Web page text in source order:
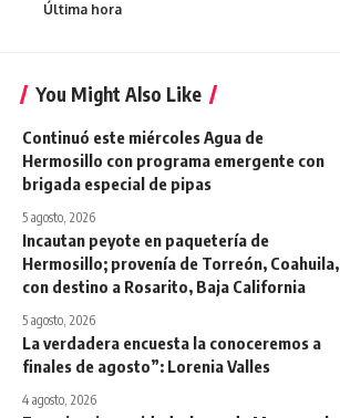
Última hora
You Might Also Like
Continuó este miércoles Agua de
Hermosillo con programa emergente con
brigada especial de pipas
5 agosto, 2026
Incautan peyote en paquetería de
Hermosillo; provenía de Torreón, Coahuila,
con destino a Rosarito, Baja California
5 agosto, 2026
La verdadera encuesta la conoceremos a
finales de agosto”: Lorenia Valles
4 agosto, 2026